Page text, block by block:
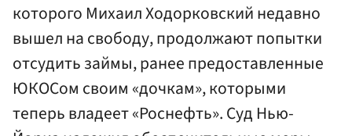
которого Михаил Ходорковский недавно
вышел на свободу, продолжают попытки
отсудить займы, ранее предоставленные
ЮКОСом своим «дочкам», которыми
теперь владеет «Роснефть». Суд Нью-